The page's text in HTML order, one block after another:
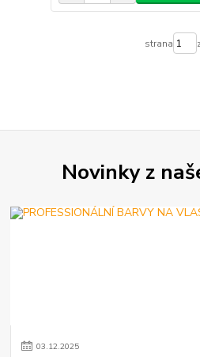
strana
Novinky z
03.12.2025